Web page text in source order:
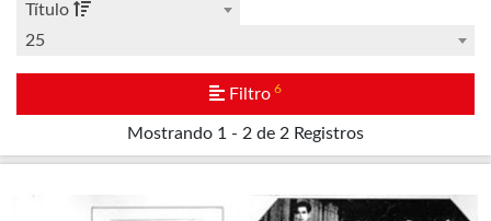
Mostrando 1 - 2 de 2 Registros
Título
25
Filtro 6